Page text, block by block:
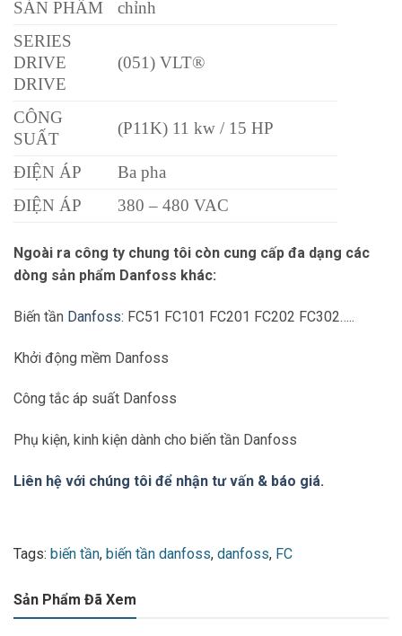
SẢN PHẨM
chỉnh
SERIES
DRIVE
DRIVE
(051) VLT®
CÔNG
SUẤT
(P11K) 11 kw / 15 HP
ĐIỆN ÁP
Ba pha
ĐIỆN ÁP
380 – 480 VAC
TYPECODE
FC-
TRỌNG
LƯỢNG
Ngoài ra công ty chung tôi còn cung cấp đa dạng các
dòng sản phẩm Danfoss khác:
Biến tần Danfoss: FC51 FC101 FC201 FC202 FC302…..
Khởi động mềm Danfoss
Công tắc áp suất Danfoss
Phụ kiện, kinh kiện dành cho biến tần Danfoss
Liên hệ với chúng tôi để nhận tư vấn & báo giá.
Tags: biến tần, biến tần danfoss, danfoss, FC
Sản Phẩm Đã Xem